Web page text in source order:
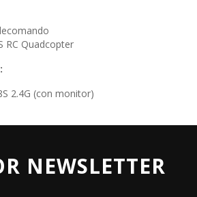
RC Quadcopter
2.4G (con monitor)
NEWSLETTER